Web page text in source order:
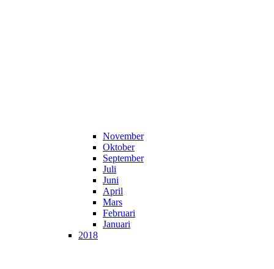
November
Oktober
September
Juli
Juni
April
Mars
Februari
Januari
2018